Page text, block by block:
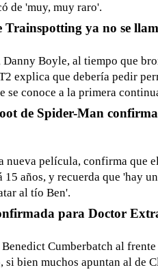
de 'muy, muy raro'.
Trainspotting ya no se
Boyle, al tiempo que
explica que debería pedir
se conoce a la primera
de Spider-Man
nueva película, confirma que
años, y recuerda que 'hay
al tío Ben'.
para Doctor
Cumberbatch al
si bien muchos apuntan al de